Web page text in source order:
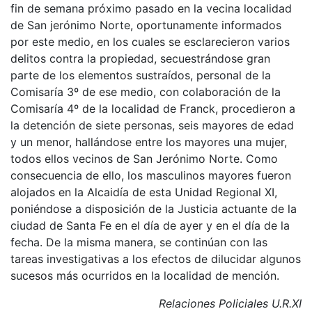
fin de semana próximo pasado en la vecina localidad
de San jerónimo Norte, oportunamente informados
por este medio, en los cuales se esclarecieron varios
delitos contra la propiedad, secuestrándose gran
parte de los elementos sustraídos, personal de la
Comisaría 3º de ese medio, con colaboración de la
Comisaría 4º de la localidad de Franck, procedieron a
la detención de siete personas, seis mayores de edad
y un menor, hallándose entre los mayores una mujer,
todos ellos vecinos de San Jerónimo Norte. Como
consecuencia de ello, los masculinos mayores fueron
alojados en la Alcaidía de esta Unidad Regional XI,
poniéndose a disposición de la Justicia actuante de la
ciudad de Santa Fe en el día de ayer y en el día de la
fecha. De la misma manera, se continúan con las
tareas investigativas a los efectos de dilucidar algunos
sucesos más ocurridos en la localidad de mención.
Relaciones Policiales U.R.XI